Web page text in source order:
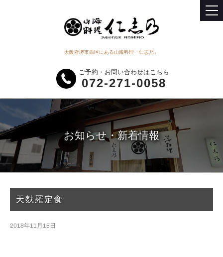
大阪府堺市西区にある山海料理「仁志乃」
ご予約・お問い合わせはこちら
072-271-0058
お知らせ・新着情報
天麩羅定食
2018年11月15日